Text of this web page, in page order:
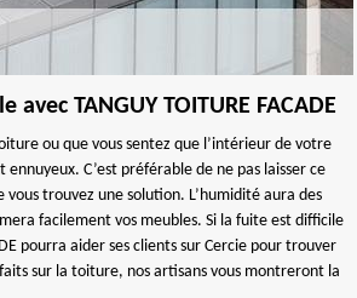
TANGUY TOITURE FACADE
ou que vous sentez que l’intérieur de votre
C’est préférable de ne pas laisser ce
vous trouvez une solution. L’humidité aura des
facilement vos meubles. Si la fuite est difficile
pourra aider ses clients sur Cercie pour trouver
sur la toiture, nos artisans vous montreront la